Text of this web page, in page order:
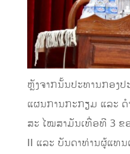
ຫຼັງຈາກນັ້ນປະທານກອງປ
ແຜນການກະກຽມ ແລະ
ສະ ໄໝສາມັນເທື່ອທີ 3 ຂ
II ແລະ ບັນດາທ່ານຜູ້ແທ